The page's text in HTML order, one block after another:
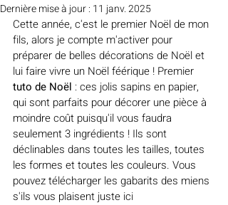
Dernière mise à jour : 11 janv. 2025
Cette année, c'est le premier Noël de mon
fils, alors je compte m'activer pour
préparer de belles décorations de Noël et
lui faire vivre un Noël féérique ! Premier
tuto de Noël : ces jolis sapins en papier,
qui sont parfaits pour décorer une pièce à
moindre coût puisqu'il vous faudra
seulement 3 ingrédients ! Ils sont
déclinables dans toutes les tailles, toutes
les formes et toutes les couleurs. Vous
pouvez télécharger les gabarits des miens
s'ils vous plaisent juste ici